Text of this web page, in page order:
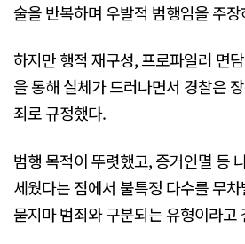
술을 반복하며 우발적 범행임을 주
하지만 행적 재구성, 프로파일러 면
을 통해 실체가 드러나면서 경찰은
죄로 규정했다.
범행 목적이 뚜렷했고, 증거인멸 등
세웠다는 점에서 불특정 다수를 무
묻지마 범죄와 구분되는 유형이라고